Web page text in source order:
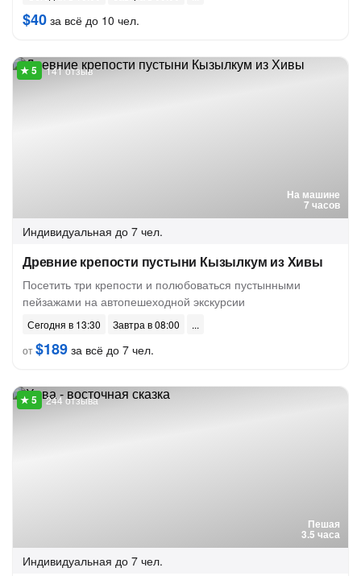
$40 за всё до 10 чел.
На машине
7 часов
141 отзыв
Индивидуальная до 7 чел.
Древние крепости пустыни Кызылкум из Хивы
Посетить три крепости и полюбоваться пустынными
пейзажами на автопешеходной экскурсии
Сегодня в 13:30
Завтра в 08:00
от$189 за всё до 7 чел.
Пешая
3.5 часа
244 отзыва
Индивидуальная до 7 чел.